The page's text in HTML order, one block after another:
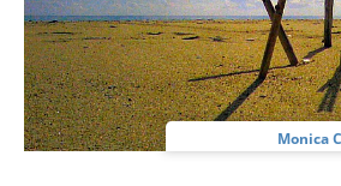
Monica